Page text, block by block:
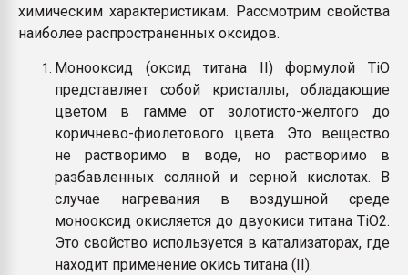
химическим характеристикам. Рассмотрим свойства
наиболее распространенных оксидов.
Монооксид (оксид титана II) формулой TiO
представляет собой кристаллы, обладающие
цветом в гамме от золотисто-желтого до
коричнево-фиолетового цвета. Это вещество
не растворимо в воде, но растворимо в
разбавленных соляной и серной кислотах. В
случае нагревания в воздушной среде
монооксид окисляется до двуокиси титана TiO2.
Это свойство используется в катализаторах, где
находит применение окись титана (II).